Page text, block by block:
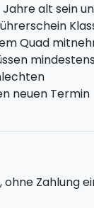
alt sein
Quad
neuen Termin
ohne Zahlung